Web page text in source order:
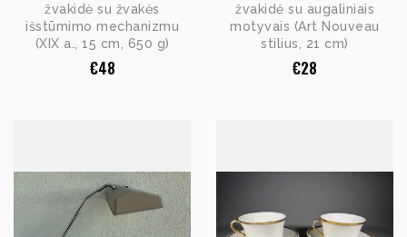
žvakidė su žvakės
išstūmimo mechanizmu
(XIX a., 15 cm, 650 g)
€48
žvakidė su augaliniais
motyvais (Art Nouveau
stilius, 21 cm)
€28